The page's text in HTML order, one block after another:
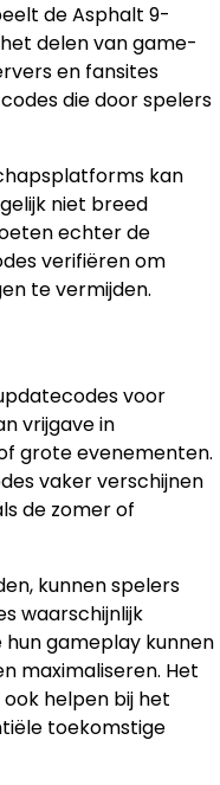
de Asphalt 9-
delen van game-
en fansites
die door spelers
kan
niet breed
echter de
verifiëren om
te vermijden.
voor
vrijgave in
grote evenementen.
vaker verschijnen
de zomer of
kunnen spelers
waarschijnlijk
gameplay kunnen
maximaliseren. Het
helpen bij het
toekomstige